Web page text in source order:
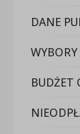
DANE
WYBORY
BUDŻET